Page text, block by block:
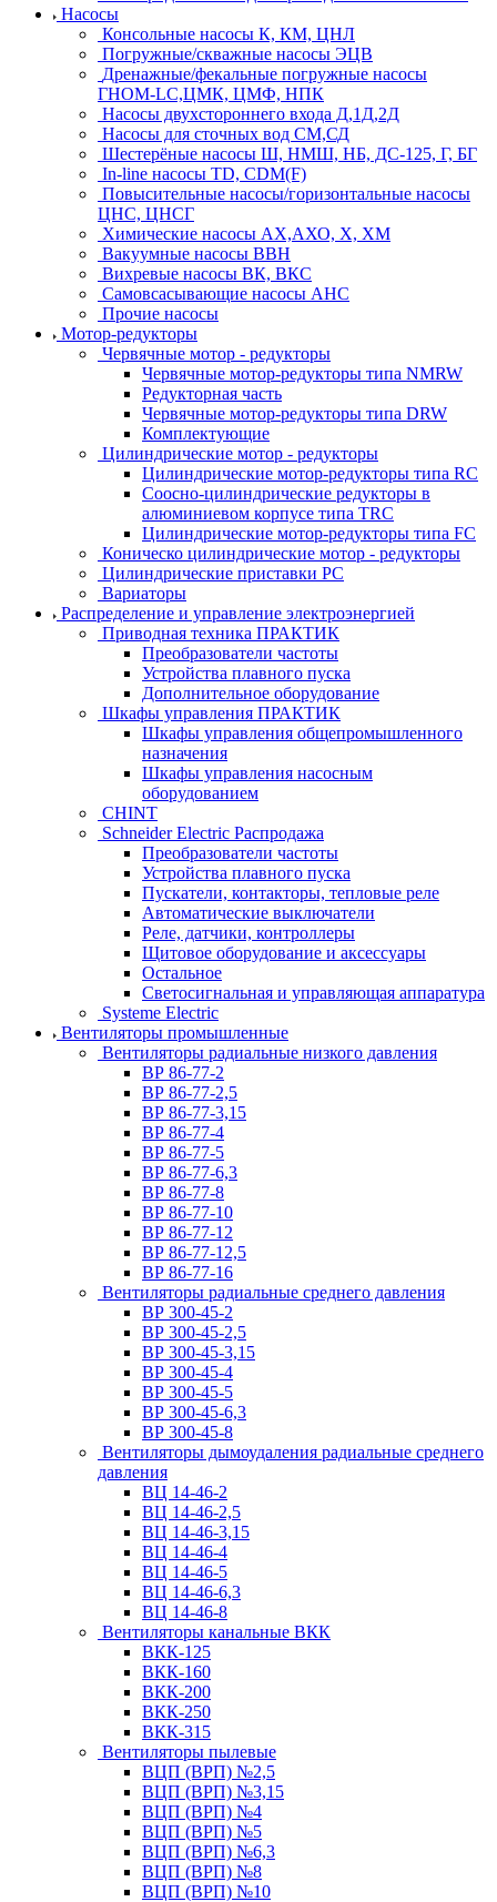
Насосы
Консольные насосы К, КМ, ЦНЛ
Погружные/скважные насосы ЭЦВ
Дренажные/фекальные погружные насосы
ГНОМ-LC,ЦМК, ЦМФ, НПК
Насосы двухстороннего входа Д,1Д,2Д
Насосы для сточных вод СМ,СД
Шестерёные насосы Ш, НМШ, НБ, ДС-125, Г, БГ
In-line насосы TD, CDM(F)
Повысительные насосы/горизонтальные насосы
ЦНС, ЦНСГ
Химические насосы АХ,АХО, Х, ХМ
Вакуумные насосы ВВН
Вихревые насосы ВК, ВКС
Самовсасывающие насосы АНС
Прочие насосы
Мотор-редукторы
Червячные мотор - редукторы
Червячные мотор-редукторы типа NMRW
Редукторная часть
Червячные мотор-редукторы типа DRW
Комплектующие
Цилиндрические мотор - редукторы
Цилиндрические мотор-редукторы типа RC
Соосно-цилиндрические редукторы в
алюминиевом корпусе типа TRC
Цилиндрические мотор-редукторы типа FC
Коническо цилиндрические мотор - редукторы
Цилиндрические приставки PC
Вариаторы
Распределение и управление электроэнергией
Приводная техника ПРАКТИК
Преобразователи частоты
Устройства плавного пуска
Дополнительное оборудование
Шкафы управления ПРАКТИК
Шкафы управления общепромышленного
назначения
Шкафы управления насосным
оборудованием
CHINT
Schneider Electric Распродажа
Преобразователи частоты
Устройства плавного пуска
Пускатели, контакторы, тепловые реле
Автоматические выключатели
Реле, датчики, контроллеры
Щитовое оборудование и аксессуары
Остальное
Светосигнальная и управляющая аппаратура
Systeme Electric
Вентиляторы промышленные
Вентиляторы радиальные низкого давления
ВР 86-77-2
ВР 86-77-2,5
ВР 86-77-3,15
ВР 86-77-4
ВР 86-77-5
ВР 86-77-6,3
ВР 86-77-8
ВР 86-77-10
ВР 86-77-12
ВР 86-77-12,5
ВР 86-77-16
Вентиляторы радиальные среднего давления
ВР 300-45-2
ВР 300-45-2,5
ВР 300-45-3,15
ВР 300-45-4
ВР 300-45-5
ВР 300-45-6,3
ВР 300-45-8
Вентиляторы дымоудаления радиальные среднего
давления
ВЦ 14-46-2
ВЦ 14-46-2,5
ВЦ 14-46-3,15
ВЦ 14-46-4
ВЦ 14-46-5
ВЦ 14-46-6,3
ВЦ 14-46-8
Вентиляторы канальные ВКК
ВКК-125
ВКК-160
ВКК-200
ВКК-250
ВКК-315
Вентиляторы пылевые
ВЦП (ВРП) №2,5
ВЦП (ВРП) №3,15
ВЦП (ВРП) №4
ВЦП (ВРП) №5
ВЦП (ВРП) №6,3
ВЦП (ВРП) №8
ВЦП (ВРП) №10